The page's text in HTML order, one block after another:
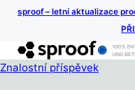
sproof – letní aktualizace
Znalostní příspěvek